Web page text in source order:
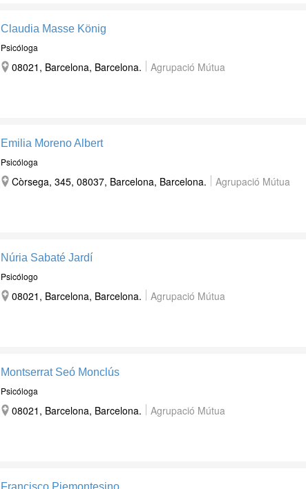
Claudia Masse König
Psicóloga
08021, Barcelona, Barcelona. Agrupació Mútua
Emilia Moreno Albert
Psicóloga
Còrsega, 345, 08037, Barcelona, Barcelona. Agrupació Mútua
Núria Sabaté Jardí
Psicólogo
08021, Barcelona, Barcelona. Agrupació Mútua
Montserrat Seó Monclús
Psicóloga
08021, Barcelona, Barcelona. Agrupació Mútua
Francisco Piemontesino